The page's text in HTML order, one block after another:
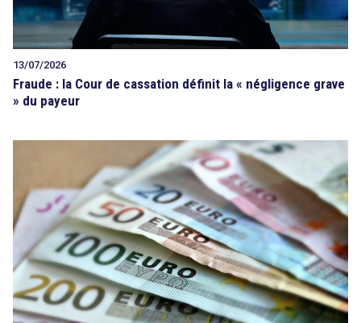
13/07/2026
Fraude : la Cour de cassation définit la « négligence grave
» du payeur